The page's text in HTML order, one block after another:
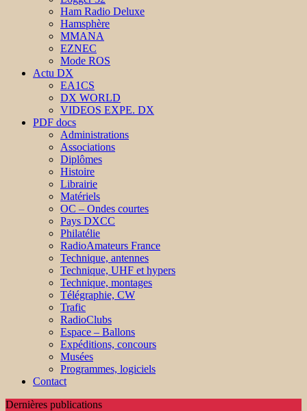
Ham Radio Deluxe
Hamsphère
MMANA
EZNEC
Mode ROS
Actu DX
EA1CS
DX WORLD
VIDEOS EXPE. DX
PDF docs
Administrations
Associations
Diplômes
Histoire
Librairie
Matériels
OC – Ondes courtes
Pays DXCC
Philatélie
RadioAmateurs France
Technique, antennes
Technique, UHF et hypers
Technique, montages
Télégraphie, CW
Trafic
RadioClubs
Espace – Ballons
Expéditions, concours
Musées
Programmes, logiciels
Contact
Dernières publications